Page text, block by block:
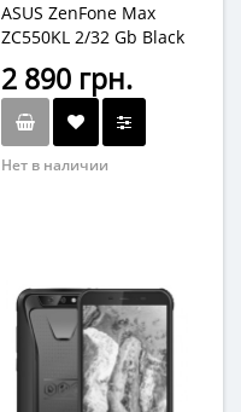
ASUS ZenFone Max
ZC550KL 2/32 Gb Black
2 890 грн.
Нет в наличии